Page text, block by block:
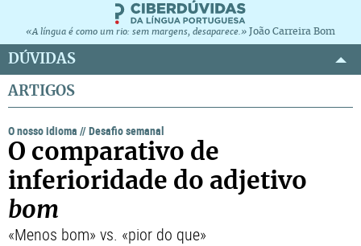
«A língua é como um rio: sem margens, desaparece.» João Carreira Bom
DÚVIDAS
ARTIGOS
O nosso idioma //Desafio semanal
O comparativo de
inferioridade do adjetivo
bom
«Menos bom» vs. «pior do que»